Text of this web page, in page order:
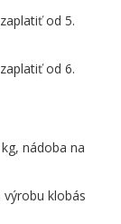
od 5.
od 6.
nádoba na
klobás